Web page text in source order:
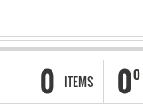
0 ITEMS 00